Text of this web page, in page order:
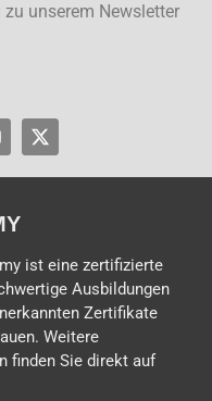
unserem Newsletter
X-
twitter
ist eine zertifizierte
Ausbildungen
Zertifikate
Weitere
finden Sie direkt auf